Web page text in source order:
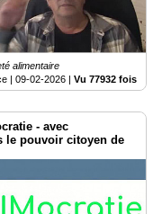
alimentaire
| 09-02-2026 | Vu 77932 fois
- avec
le pouvoir citoyen de